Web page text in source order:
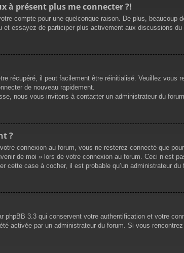
à présent plus me connecter ?!
compte pour une quelconque raison. De plus,
essayez de participer plus activement aux discussions du
récupéré, il peut facilement être réinitialisé. Veuillez vous
de nouveau rapidement.
nous vous invitons à contacter un administrateur du
?
connexion au forum, vous ne resterez connecté que
de moi » lors de votre connexion au forum. Ceci n’est
cette case à cocher, il est probable qu’un administrateur
phpBB 3.3 qui conservent votre authentification et votre
activée par un administrateur du forum. Si vous